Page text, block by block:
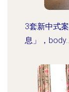
3套新中式
息」，